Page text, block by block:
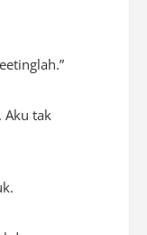
.”
Aku tak